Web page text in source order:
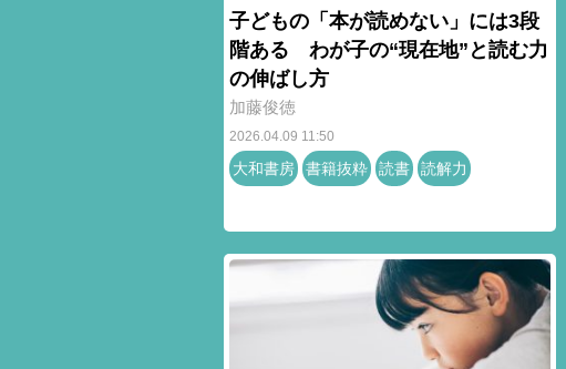
子どもの「本が読めない」には3段
階ある わが子の“現在地”と読む力
の伸ばし方
加藤俊徳
2026.04.09 11:50
大和書房 書籍抜粋 読書 読解力